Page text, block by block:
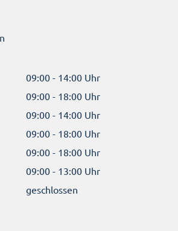
09:00 - 14:00 Uhr
09:00 - 18:00 Uhr
09:00 - 14:00 Uhr
09:00 - 18:00 Uhr
09:00 - 18:00 Uhr
09:00 - 13:00 Uhr
geschlossen